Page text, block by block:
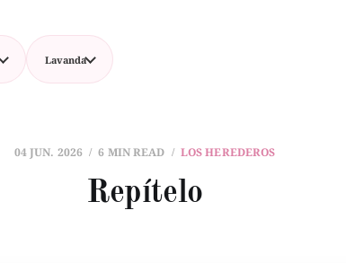
Lavanda
04 JUN. 2026 6 MIN READ LOS HEREDEROS
Repítelo